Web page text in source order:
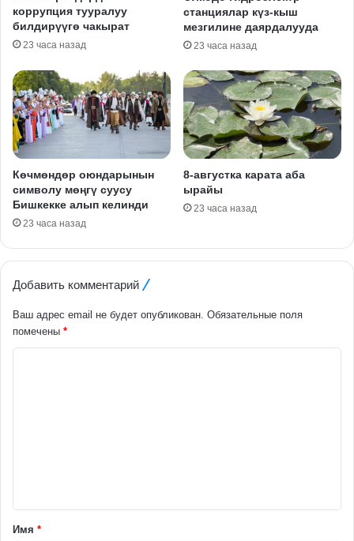
коррупция тууралуу
билдирүүгө чакырат
23 часа назад
станциялар күз-кыш
мезгилине даярдалууда
23 часа назад
Көчмөндөр оюндарынын
символу мөңгү суусу
Бишкекке алып келинди
23 часа назад
8-августка карата аба
ырайы
23 часа назад
Добавить комментарий
Ваш адрес email не будет опубликован. Обязательные поля
помечены *
а
Имя *